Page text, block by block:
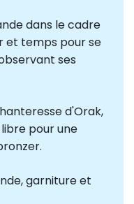
dans le cadre
et temps pour se
ses
d'Orak,
pour une
garniture et